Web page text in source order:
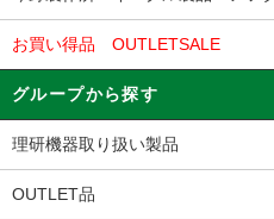
お買い得品 OUTLETSALE
グループから探す
理研機器取り扱い製品
OUTLET品